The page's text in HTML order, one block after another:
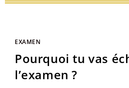
EXAMEN
Pourquoi tu vas
l’examen ?